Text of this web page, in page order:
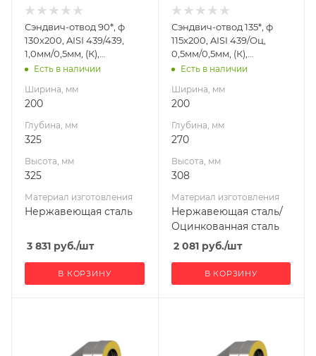
Нержавеющая
сталь
Производитель
УМК
Сэндвич-отвод 90*, ф
130х200, AISI 439/439,
1,0мм/0,5мм, (К),
удл=60мм
Есть в наличии
Ширина, мм
200
Глубина, мм
325
Высота, мм
325
Материал изготовления
Нержавеющая сталь
3 831 руб./шт
В КОРЗИНУ
Нержавеющая
сталь/
Оцинкованная
сталь
УМК
Сэндвич-отвод 135*, ф
115х200, AISI 439/Оц,
0,5мм/0,5мм, (К),
удл=60мм
Есть в наличии
Ширина, мм
200
Глубина, мм
270
Высота, мм
308
Материал изготовления
Нержавеющая сталь/
Оцинкованная сталь
2 081руб./шт
В КОРЗИНУ
Глубина, мм Глубина, мм